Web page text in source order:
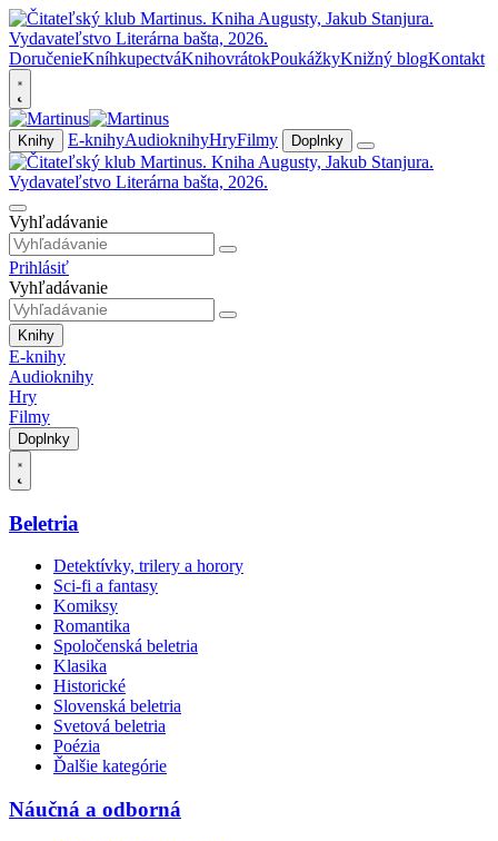
DoručenieKníhkupectváKnihovrátokPoukážkyKnižný blogKontakt
Knihy E-knihyAudioknihyHryFilmy Doplnky
Vyhľadávanie
Prihlásiť
Vyhľadávanie
Knihy
E-knihy
Audioknihy
Hry
Filmy
Doplnky
Beletria
Detektívky, trilery a horory
Sci-fi a fantasy
Komiksy
Romantika
Spoločenská beletria
Klasika
Historické
Slovenská beletria
Svetová beletria
Poézia
Ďalšie kategórie
Náučná a odborná